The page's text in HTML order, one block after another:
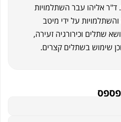
עבר השתלמויות
על ידי מיטב
וכירורגיה זעירה,
בשתלים קצרים.